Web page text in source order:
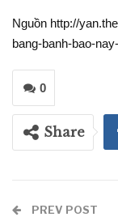
Nguồn http://
bang-banh-bao-
0
Share
PREV POST